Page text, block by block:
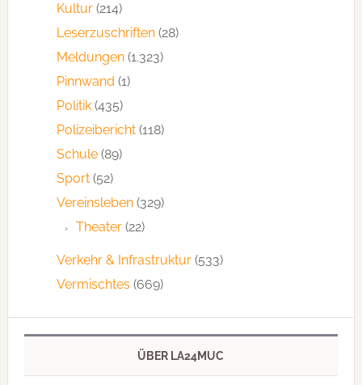
Kultur(214)
Leserzuschriften(28)
Meldungen(1.323)
Pinnwand (1)
Politik(435)
Polizeibericht(118)
Schule(89)
Sport(52)
Vereinsleben(329)
Theater(22)
Verkehr & Infrastruktur(533)
Vermischtes (669)
ÜBER LA24MUC